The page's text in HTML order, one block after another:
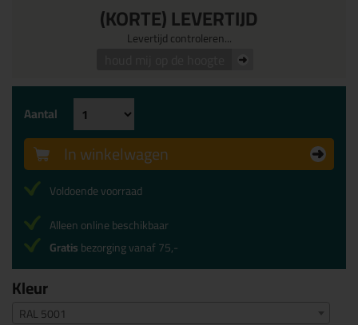
(KORTE) LEVERTIJD
Levertijd controleren...
Kleur
RAL 5001
Aantal
In winkelwagen
Voldoende voorraad
Alleen online beschikbaar
Gratisbezorging vanaf 75,-